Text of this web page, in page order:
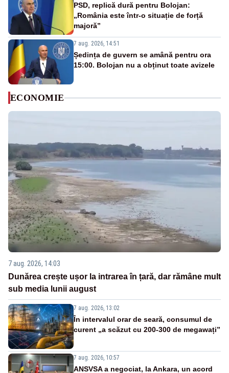
PSD, replică dură pentru Bolojan:
„România este într-o situație de forță
majoră”
7 aug. 2026, 14:51
Ședința de guvern se amână pentru ora
15:00. Bolojan nu a obținut toate avizele
ECONOMIE
7 aug. 2026, 14:03
Dunărea crește ușor la intrarea în țară, dar rămâne mult
sub media lunii august
7 aug. 2026, 13:02
În intervalul orar de seară, consumul de
curent „a scăzut cu 200-300 de megawați”
7 aug. 2026, 10:57
ANSVSA a negociat, la Ankara, un acord